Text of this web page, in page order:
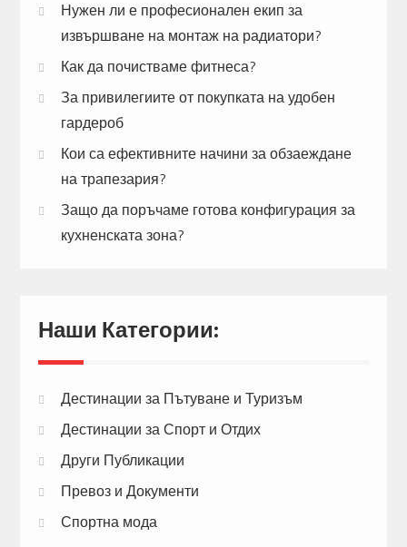
Нужен ли е професионален екип за
извършване на монтаж на радиатори?
Как да почистваме фитнеса?
За привилегиите от покупката на удобен
гардероб
Кои са ефективните начини за обзаеждане
на трапезария?
Защо да поръчаме готова конфигурация за
кухненската зона?
Наши Категории:
Дестинации за Пътуване и Туризъм
Дестинации за Спорт и Отдих
Други Публикации
Превоз и Документи
Спортна мода